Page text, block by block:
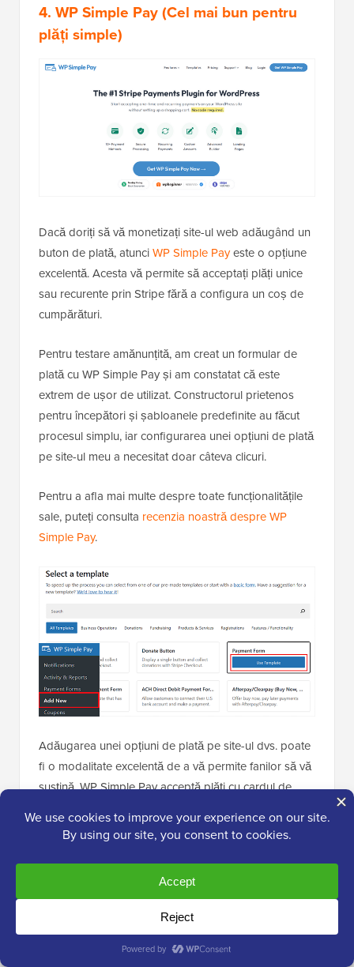
4. WP Simple Pay(Cel mai bun pentru
plăți simple)
Dacă doriți să vă monetizați site-ul web adăugând un
buton de plată, atunciWP Simple Payeste o opțiune
excelentă. Acesta vă permite să acceptați plăți unice
sau recurente prin Stripe fără a configura un coș de
cumpărături.
Pentru testare amănunțită, am creat un formular de
plată cu WP Simple Pay și am constatat că este
extrem de ușor de utilizat. Constructorul prietenos
pentru începători și șabloanele predefinite au făcut
procesul simplu, iar configurarea unei opțiuni de plată
pe site-ul meu a necesitat doar câteva clicuri.
Pentru a afla mai multe despre toate funcționalitățile
sale, puteți consulta recenzia noastră despre WP
Simple Pay.
Adăugarea unei opțiuni de plată pe site-ul dvs. poate
fi o modalitate excelentă de a vă permite fanilor să vă
susțină. WP Simple Pay acceptă plăți cu cardul de
Klarna, AliPay și multe altele.
Poți chiar să configurezi mai multe abonamente
recurente, la fel ca Patreon, dar cu comisioane mult
mai mici. Acest lucru este perfect pentru a configura o
pagină „susține-mă” unde fanii sunt taxați automat în